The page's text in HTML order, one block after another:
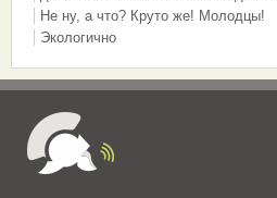
Не ну, а что? Круто же! Молодцы!
Экологично